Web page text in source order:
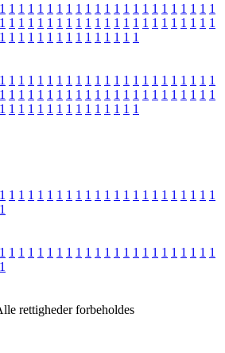
1 1 1 1 1 1 1 1 1 1 1 1 1 1 1 1 1 1 1 1 1 1 1
1 1 1 1 1 1 1 1 1 1 1 1 1 1 1 1 1 1 1 1 1 1 1
1 1 1 1 1 1 1 1 1 1 1 1 1 1 1
1 1 1 1 1 1 1 1 1 1 1 1 1 1 1 1 1 1 1 1 1 1 1
1 1 1 1 1 1 1 1 1 1 1 1 1 1 1 1 1 1 1 1 1 1 1
1 1 1 1 1 1 1 1 1 1 1 1 1 1 1
1 1 1 1 1 1 1 1 1 1 1 1 1 1 1 1 1 1 1 1 1 1 1
1
1 1 1 1 1 1 1 1 1 1 1 1 1 1 1 1 1 1 1 1 1 1 1
1
rettigheder forbeholdes